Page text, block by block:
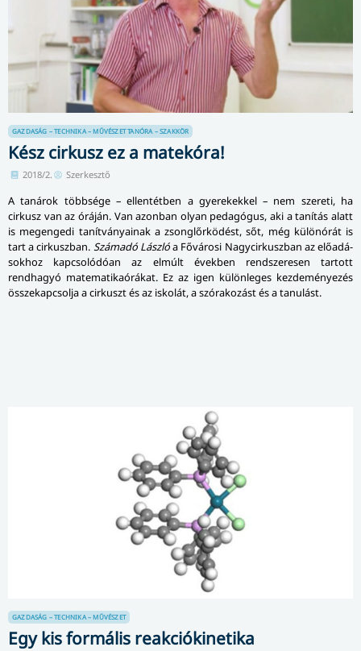
GAZDASÁG – TECHNIKA – MŰVÉSZET TANÓRA – SZAKKÖR
Kész cirkusz ez a matekóra!
2018/2. Szerkesztő
A tanárok többsége – ellentétben a gyerekekkel – nem szereti, ha
cirkusz van az óráján. Van azonban olyan pedagógus, aki a tanítás alatt
is megengedi tanítványainak a zsonglőrködést, sőt, még különórát is
tart a cirkuszban. Számadó Lászlóa Fővárosi Nagycirkuszban az elő­adá­
sok­hoz kapcsolódóan az elmúlt években rendszeresen tartott
rendhagyó ma­te­ma­ti­ka­ó­rá­kat. Ez az igen különleges kezdeményezés
összekapcsolja a cirkuszt és az iskolát, a szórakozást és a tanulást.
GAZDASÁG – TECHNIKA – MŰVÉSZET
Egy kis formális reakciókinetika